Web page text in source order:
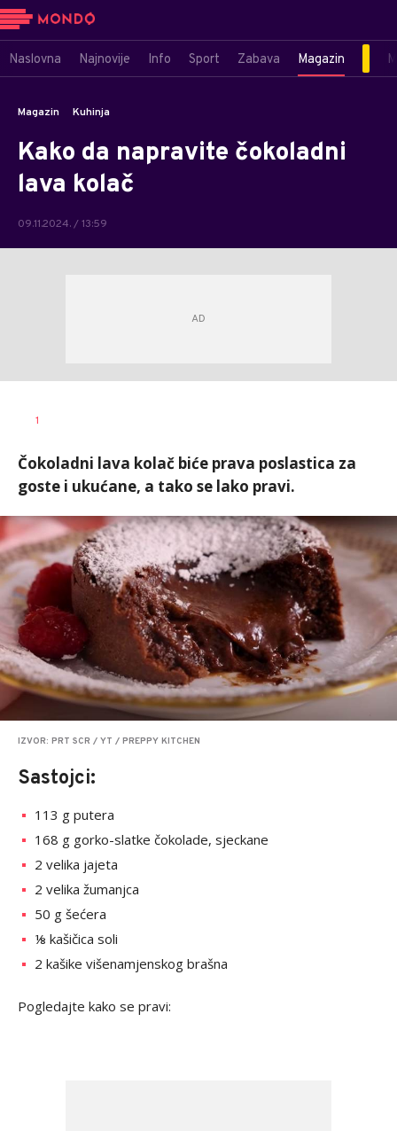
Naslovna Najnovije Info Sport Zabava Magazin
Magazin Kuhinja
Kako da napravite čokoladni
lava kolač
09.11.2024. / 13:59
1
Čokoladni lava kolač biće prava poslastica za
goste i ukućane, a tako se lako pravi.
IZVOR: PRT SCR / YT / PREPPY KITCHEN
Sastojci:
113 g putera
168 g gorko-slatke čokolade, sjeckane
2 velika jajeta
2 velika žumanjca
50 g šećera
⅛ kašičica soli
2 kašike višenamjenskog brašna
Pogledajte kako se pravi: